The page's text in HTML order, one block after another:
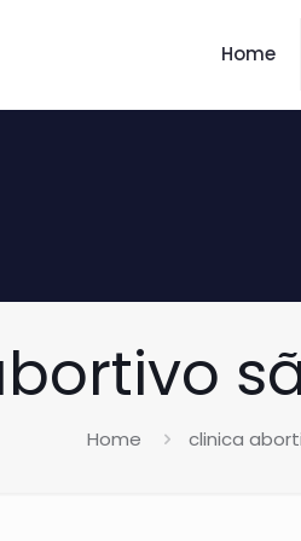
Home
Home clinica